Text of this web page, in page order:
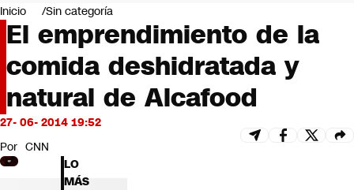
Negocios
Deportes
Programas completos
Cultura
Servicios
Bits
CNN tiempo
Futuro 360
Opinión
Inicio Sin categoría
El emprendimiento de la
comida deshidratada y
natural de Alcafood
27- 06- 2014 19:52
Por CNN
LO
MÁS